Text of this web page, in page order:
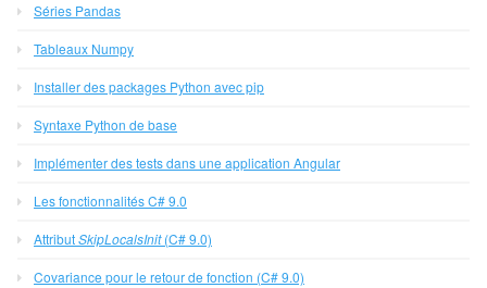
Séries Pandas
Tableaux Numpy
Installer des packages Python avec pip
Syntaxe Python de base
Implémenter des tests dans une application Angular
Les fonctionnalités C# 9.0
AttributSkipLocalsInit(C# 9.0)
Covariance pour le retour de fonction (C# 9.0)